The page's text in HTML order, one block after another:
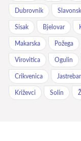
Dubrovnik
Sisak Bjelovar
Makarska Požega
Virovitica Ogulin
Crikvenica
Križevci Solin